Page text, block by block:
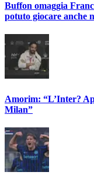
Buffon omaggia
potuto giocare anche
Amorim: “L’Inter?
Milan”